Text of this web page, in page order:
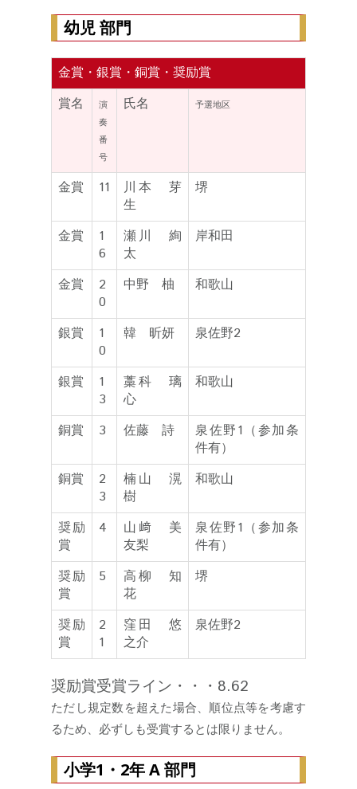
幼児 部門
金賞・銀賞・銅賞・奨励賞
賞名
演
奏
番
号
氏名 予選地区
金賞 11
川本 芽
生
堺
金賞
1
6
瀬川 絢
太
岸和田
金賞
2
0
中野 柚 和歌山
銀賞
1
0
韓 昕妍 泉佐野2
銀賞
1
3
藁科 璃
心
和歌山
銅賞 3 佐藤 詩
泉佐野1（参加条
件有）
銅賞
2
3
楠山 滉
樹
和歌山
奨励
賞
4
山﨑 美
友梨
泉佐野1（参加条
件有）
奨励
賞
5
高柳 知
花
堺
奨励
賞
2
1
窪田 悠
之介
泉佐野2
奨励賞受賞ライン・・・8.62
ただし規定数を超えた場合、順位点等を考慮す
るため、必ずしも受賞するとは限りません。
小学1・2年 A 部門